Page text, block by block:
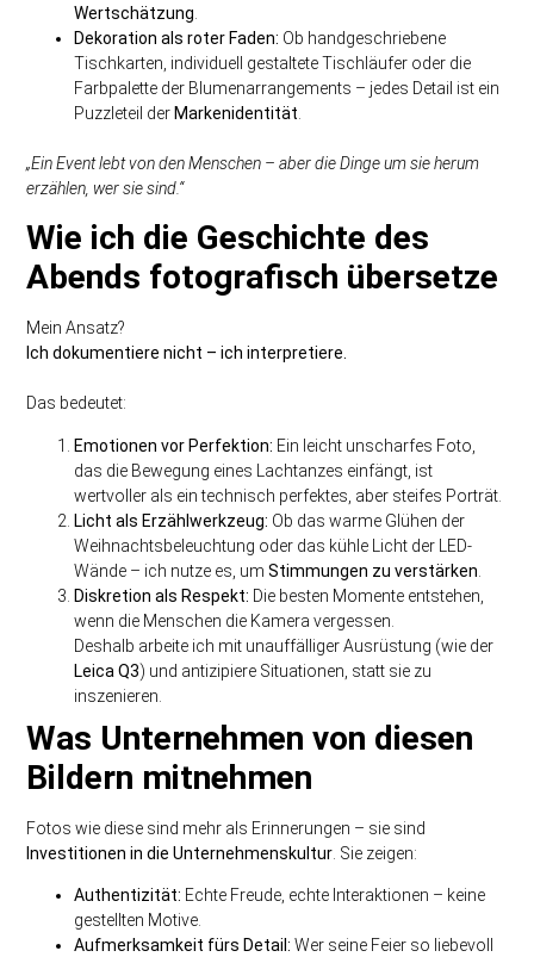
Wertschätzung
Dekoration als roter Faden: Ob handgeschriebene
Tischkarten, individuell gestaltete Tischläufer oder die
Farbpalette der Blumenarrangements – jedes Detail ist ein
Puzzleteil der Markenidentität
„Ein Event lebt von den Menschen – aber die Dinge um sie herum
erzählen, wer sie sind.“
Wie ich die Geschichte des
Abends fotografisch übersetze
Mein Ansatz?
Ich dokumentiere nicht – ich interpretiere.
Das bedeutet:
Emotionen vor Perfektion: Ein leicht unscharfes Foto,
das die Bewegung eines Lachtanzes einfängt, ist
wertvoller als ein technisch perfektes, aber steifes Porträt.
Licht als Erzählwerkzeug: Ob das warme Glühen der
Weihnachtsbeleuchtung oder das kühle Licht der LED-
Wände – ich nutze es, umStimmungen zu verstärken
Diskretion als Respekt: Die besten Momente entstehen,
wenn die Menschen die Kamera vergessen.
Deshalb arbeite ich mit unauffälliger Ausrüstung (wie der
Leica Q3) und antizipiere Situationen, statt sie zu
inszenieren.
Was Unternehmen von diesen
Bildern mitnehmen
Fotos wie diese sind mehr als Erinnerungen – sie sind
Investitionen in die Unternehmenskultur . Sie zeigen:
Authentizität: Echte Freude, echte Interaktionen – keine
gestellten Motive.
Aufmerksamkeit fürs Detail: Wer seine Feier so liebevoll